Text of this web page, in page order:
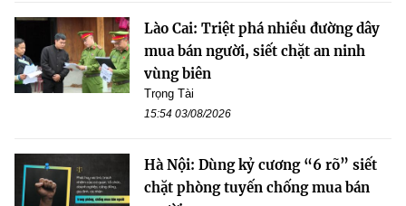
Lào Cai: Triệt phá nhiều đường dây
mua bán người, siết chặt an ninh
vùng biên
Trọng Tài
15:54 03/08/2026
Hà Nội: Dùng kỷ cương “6 rõ” siết
chặt phòng tuyến chống mua bán